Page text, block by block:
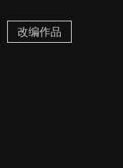
改编作品